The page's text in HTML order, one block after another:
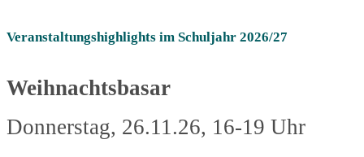
Veranstaltungshighlights im Schuljahr 2026/27
Weihnachtsbasar
Donnerstag, 26.11.26, 16-19 Uhr